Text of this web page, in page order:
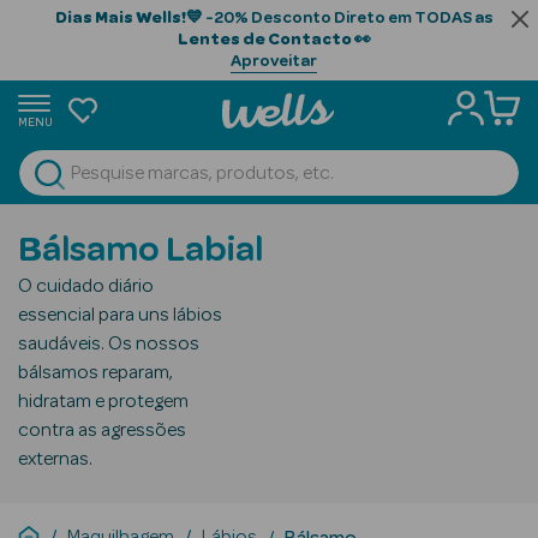
Dias Mais Wells!💙 -20% Desconto Direto em TODAS as
Lentes de Contacto👀
Aproveitar
MENU
Ver Tudo
Beauty Season
Cabelo
Profissional
Beauty Season
Cosmética
Beauty Season
Luxo
Bálsamo Labial
O cuidado diário
essencial para uns lábios
saudáveis. Os nossos
bálsamos reparam,
hidratam e protegem
contra as agressões
externas.